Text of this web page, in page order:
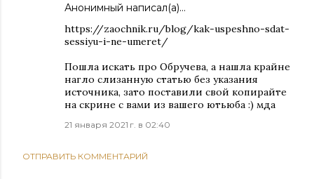
Анонимный написал(а)…
https://zaochnik.ru/blog/kak-uspeshno-sdat-
sessiyu-i-ne-umeret/
Пошла искать про Обручева, а нашла крайне
нагло слизанную статью без указания
источника, зато поставили свой копирайте
на скрине с вами из вашего ютьюба :) мда
21 января 2021 г. в 02:40
ОТПРАВИТЬ КОММЕНТАРИЙ